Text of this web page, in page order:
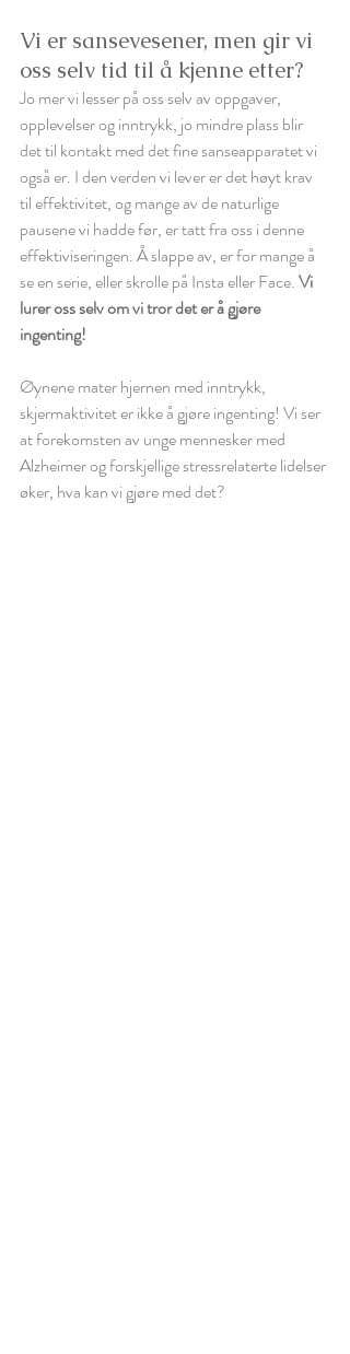
Vi er sansevesener, men gir vi
oss selv tid til å kjenne etter?
Jo mer vi lesser på oss selv av oppgaver,
opplevelser og inntrykk, jo mindre plass blir
det til kontakt med det fine sanseapparatet vi
også er. I den verden vi lever er det høyt krav
til effektivitet, og mange av de naturlige
pausene vi hadde før, er tatt fra oss i denne
effektiviseringen. Å slappe av, er for mange å
se en serie, eller skrolle på Insta eller Face. Vi
lurer oss selv om vi tror det er å gjøre
ingenting!
Øynene mater hjernen med inntrykk,
skjermaktivitet er ikke å gjøre ingenting! Vi ser
at forekomsten av unge mennesker med
Alzheimer og forskjellige stressrelaterte lidelser
øker, hva kan vi gjøre med det?